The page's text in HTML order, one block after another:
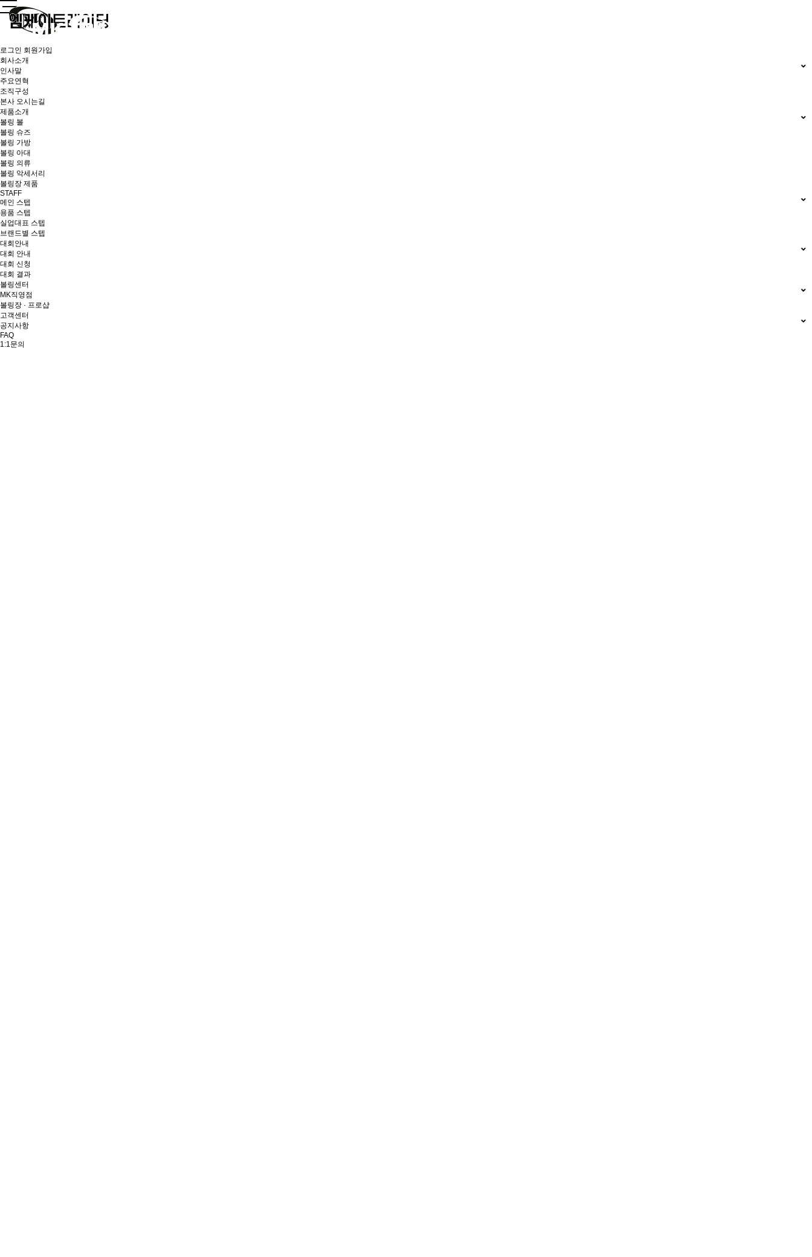
로그인 회원가입
회사소개
인사말
주요연혁
조직구성
본사 오시는길
제품소개
볼링 볼
볼링 슈즈
볼링 가방
볼링 아대
볼링 의류
볼링 악세서리
볼링장 제품
STAFF
메인 스텝
용품 스텝
실업대표 스텝
브랜드별 스텝
대회안내
대회 안내
대회 신청
대회 결과
볼링센터
MK직영점
볼링장 · 프로샵
고객센터
공지사항
FAQ
1:1문의